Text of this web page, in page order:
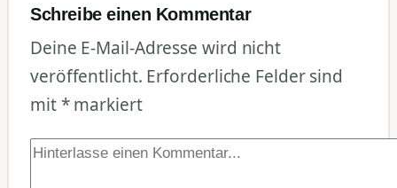
Schreibe einen Kommentar
Deine E-Mail-Adresse wird nicht
veröffentlicht. Erforderliche Felder sind
mit *markiert